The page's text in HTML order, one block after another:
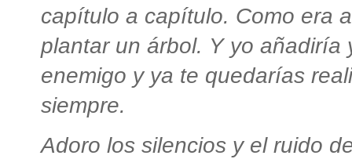
capítulo a capítulo. Como era
plantar un árbol. Y yo añadiría
enemigo y ya te quedarías
siempre.
Adoro los silencios y el ruido